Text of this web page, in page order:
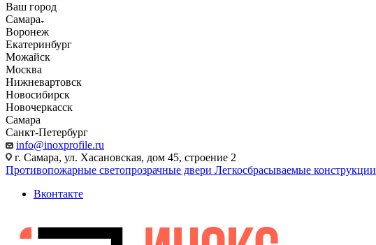
Ваш город
Самара
Воронеж
Екатеринбург
Можайск
Москва
Нижневартовск
Новосибирск
Новочеркасск
Самара
Санкт-Петербург
info@inoxprofile.ru
г. Самара, ул. Хасановская, дом 45, строение 2
Противопожарные светопрозрачные двери Легкосбрасываемые конструкции
Вконтакте